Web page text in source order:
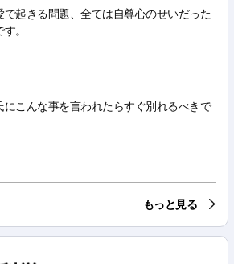
で起きる問題、全ては自尊心のせいだった
。
にこんな事を言われたらすぐ別れるべきで
もっと見る